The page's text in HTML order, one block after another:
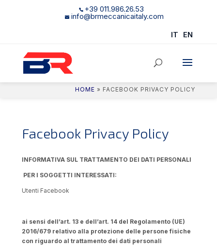
+39 011.986.26.53
info@brmeccanicaitaly.com
IT
EN
HOME » FACEBOOK PRIVACY POLICY
Facebook Privacy Policy
INFORMATIVA SUL TRATTAMENTO DEI DATI PERSONALI
PER I SOGGETTI INTERESSATI:
Utenti Facebook
ai sensi dell’art. 13 e dell’art. 14 del Regolamento (UE)
2016/679 relativo alla protezione delle persone fisiche
con riguardo al trattamento dei dati personali